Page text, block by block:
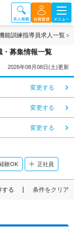
能訓練指導員求人一覧
・募集情報一覧
2026年08月08日(土)更新
変更する
変更する
変更する
験OK 正社員
する 条件をクリア